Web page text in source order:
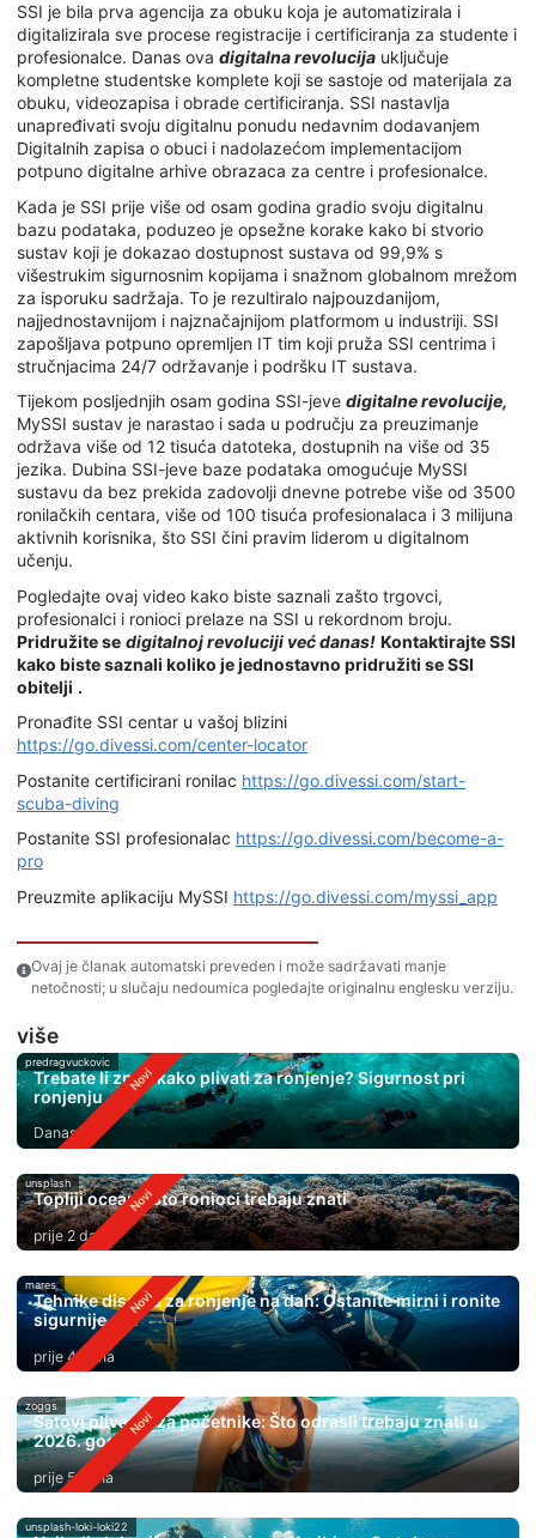
SSI je bila prva agencija za obuku koja je automatizirala i
digitalizirala sve procese registracije i certificiranja za studente i
profesionalce. Danas ova digitalna revolucija uključuje
kompletne studentske komplete koji se sastoje od materijala za
obuku, videozapisa i obrade certificiranja. SSI nastavlja
unapređivati svoju digitalnu ponudu nedavnim dodavanjem
Digitalnih zapisa o obuci i nadolazećom implementacijom
potpuno digitalne arhive obrazaca za centre i profesionalce.
Kada je SSI prije više od osam godina gradio svoju digitalnu
bazu podataka, poduzeo je opsežne korake kako bi stvorio
sustav koji je dokazao dostupnost sustava od 99,9% s
višestrukim sigurnosnim kopijama i snažnom globalnom mrežom
za isporuku sadržaja. To je rezultiralo najpouzdanijom,
najjednostavnijom i najznačajnijom platformom u industriji. SSI
zapošljava potpuno opremljen IT tim koji pruža SSI centrima i
stručnjacima 24/7 održavanje i podršku IT sustava.
Tijekom posljednjih osam godina SSI-jeve digitalne revolucije,
MySSI sustav je narastao i sada u području za preuzimanje
održava više od 12 tisuća datoteka, dostupnih na više od 35
jezika. Dubina SSI-jeve baze podataka omogućuje MySSI
sustavu da bez prekida zadovolji dnevne potrebe više od 3500
ronilačkih centara, više od 100 tisuća profesionalaca i 3 milijuna
aktivnih korisnika, što SSI čini pravim liderom u digitalnom
učenju.
Pogledajte ovaj video kako biste saznali zašto trgovci,
profesionalci i ronioci prelaze na SSI u rekordnom broju.
Pridružite se digitalnoj revoluciji već danas! Kontaktirajte SSI
kako biste saznali koliko je jednostavno pridružiti se SSI
obitelji .
Pronađite SSI centar u vašoj blizini
https://go.divessi.com/center-locator
Postanite certificirani ronilac https://go.divessi.com/start-
scuba-diving
Postanite SSI profesionalac https://go.divessi.com/become-a-
pro
Preuzmite aplikaciju MySSI https://go.divessi.com/myssi_app
Ovaj je članak automatski preveden i može sadržavati manje
netočnosti; u slučaju nedoumica pogledajte originalnu englesku verziju.
više
predragvuckovic
Trebate li znati kako plivati ​​za ronjenje? Sigurnost pri
ronjenju
Danas
unsplash
Topliji oceani: Što ronioci trebaju znati
prije 2 dana
mares
Tehnike disanja za ronjenje na dah: Ostanite mirni i ronite
sigurnije
prije 4 dana
zoggs
Satovi plivanja za početnike: Što odrasli trebaju znati u
2026. godini
prije 5 dana
unsplash-loki-loki22